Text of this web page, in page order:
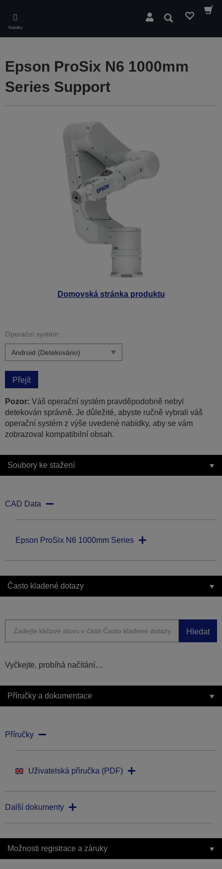
main
content
Nabídka
Hledat
Domovská stránka produktu
Epson ProSix N6 1000mm
Series Support
Operační systém:
Přejít
Pozor: Váš operační systém pravděpodobně nebyl
detekován správně. Je důležité, abyste ručně vybrali váš
operační systém z výše uvedené nabídky, aby se vám
zobrazoval kompatibilní obsah.
Soubory ke stažení
CAD Data
Epson ProSix N6 1000mm Series
Často kladené dotazy
Hledat
Vyčkejte, probíhá načítání…
Příručky a dokumentace
Příručky
Uživatelská příručka (PDF)
Další dokumenty
Možnosti registrace a záruky